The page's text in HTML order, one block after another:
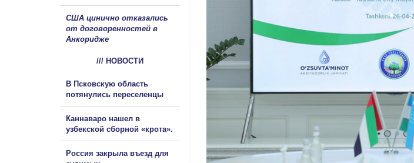
США цинично отказались
от договоренностей в
Анкоридже
/// НОВОСТИ
В Псковскую область
потянулись переселенцы
Каннаваро нашел в
узбекской сборной «крота».
Россия закрыла въезд для